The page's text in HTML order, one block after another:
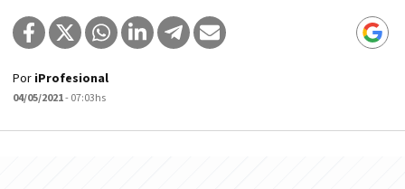
Por iProfesional
04/05/2021- 07:03hs